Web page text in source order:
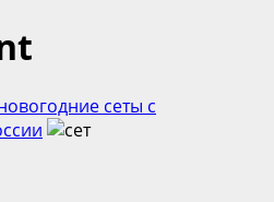
сеты с